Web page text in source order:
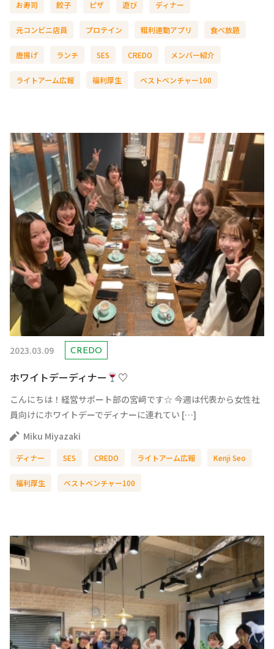
お寿司 餃子 ピザ 遊び ディナー
元コンビニ店員 プロテイン 粗利連動アプリ 食べ放題
唐揚げ ランチ SES CREDO メンバー紹介
ライトアーム広報 福利厚生 ベストベンチャー100
2023.03.09 CREDO
ホワイトデーディナー ♡
こんにちは！経営サポート部の宮﨑です☆ 今週は代表から女性社
員向けにホワイトデーでディナーに連れてい […]
Miku Miyazaki
ディナー SES CREDO ライトアーム広報 Kenji Seo
福利厚生 ベストベンチャー100